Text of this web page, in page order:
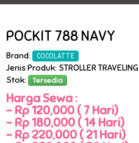
POCKIT 788 NAVY
Brand: COCOLATTE
Jenis Produk: STROLLER TRAVELING
Stok:
Tersedia
Harga Sewa :
- Rp 120,000 ( 7 Hari)
- Rp 180,000 ( 14 Hari)
- Rp 220,000 ( 21 Hari)